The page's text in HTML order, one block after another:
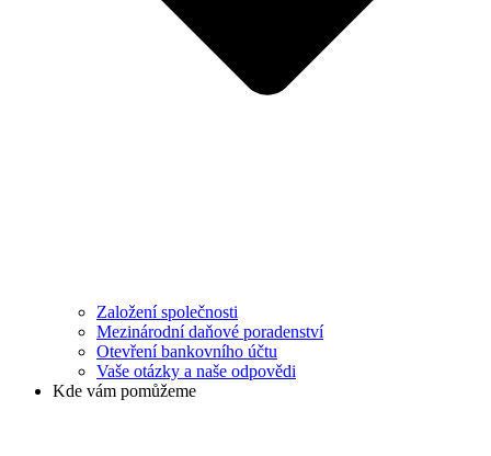
Založení společnosti
Mezinárodní daňové poradenství
Otevření bankovního účtu
Vaše otázky a naše odpovědi
Kde vám pomůžeme